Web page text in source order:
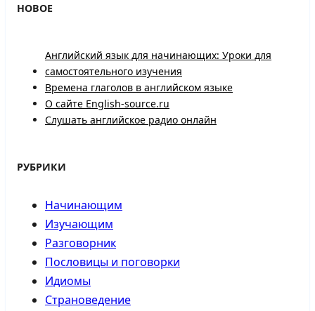
НОВОЕ
Английский язык для начинающих: Уроки для
самостоятельного изучения
Времена глаголов в английском языке
О сайте English-source.ru
Слушать английское радио онлайн
РУБРИКИ
Начинающим
Изучающим
Разговорник
Пословицы и поговорки
Идиомы
Страноведение